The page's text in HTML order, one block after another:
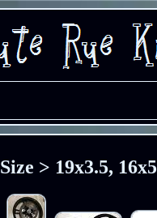
Size > 19x3.5, 16x5